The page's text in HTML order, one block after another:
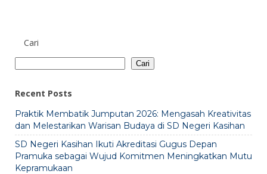
Cari
Cari
Recent Posts
Praktik Membatik Jumputan 2026: Mengasah Kreativitas
dan Melestarikan Warisan Budaya di SD Negeri Kasihan
SD Negeri Kasihan Ikuti Akreditasi Gugus Depan
Pramuka sebagai Wujud Komitmen Meningkatkan Mutu
Kepramukaan